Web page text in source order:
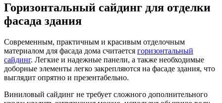
Горизонтальный сайдинг для отделки
фасада здания
Современным, практичным и красивым отделочным
материалом для фасада дома считается горизонтальный
сайдинг. Легкие и надежные панели, а также необходимые
доборные элементы легко закрепляются на фасаде здания, что
выглядит опрятно и презентабельно.
Виниловый сайдинг не требует сложного дополнительного